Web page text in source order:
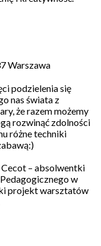
Warszawa
podzielenia się
nas świata z
że razem możemy
rozwinąć zdolności
różne techniki
– absolwentki
w
projekt warsztatów